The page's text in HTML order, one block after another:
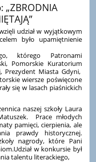
udział w wyjątkowym
było upamiętnienie
którego Patronami
Pomorskie Kuratorium
Prezydent Miasta Gdyni,
wiersze poświęcone
się w lasach piaśnickich
naszej szkoły Laura
Prace młodych
pamięci, cierpienia, ale
prawdy historycznej.
nagrody, które Pani
w konkursie był
talentu literackiego,